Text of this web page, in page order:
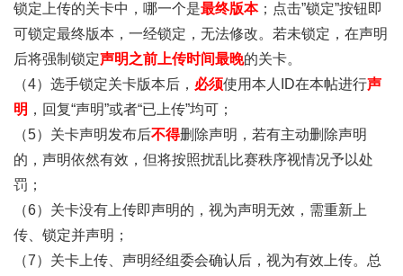
锁定上传的关卡中，哪一个是最终版本；点击”锁定”按钮即
可锁定最终版本，一经锁定，无法修改。若未锁定，在声明
后将强制锁定声明之前上传时间最晚的关卡。
（4）选手锁定关卡版本后， 必须使用本人ID在本帖进行声
明 ，回复“声明”或者“已上传”均可；
（5）关卡声明发布后不得删除声明，若有主动删除声明
的，声明依然有效，但将按照扰乱比赛秩序视情况予以处
罚；
（6）关卡没有上传即声明的，视为声明无效，需重新上
传、锁定并声明；
（7）关卡上传、声明经组委会确认后，视为有效上传。总